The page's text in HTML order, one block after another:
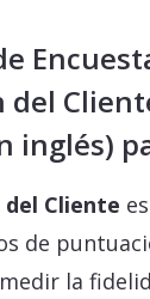
inglés)
del Cliente
de
la